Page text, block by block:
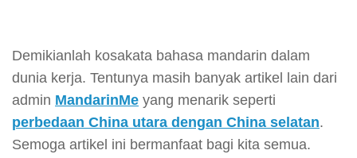
Demikianlah kosakata bahasa mandarin dalam
dunia kerja. Tentunya masih banyak artikel lain dari
admin MandarinMe yang menarik seperti
perbedaan China utara dengan China selatan.
Semoga artikel ini bermanfaat bagi kita semua.